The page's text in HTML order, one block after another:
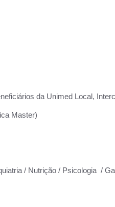
da Unimed Local,
Master)
/ Nutrição / Psicologia /